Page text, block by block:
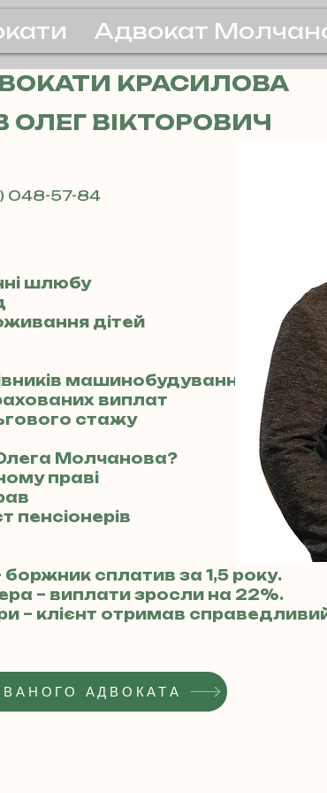
Адвокат
КРАСИЛОВА
ВІКТОРОВИЧ
048-57-84
шлюбу
дітей
машинобудування
виплат
стажу
Молчанова?
праві
пенсіонерів
боржник сплатив за 1,5 року.
– виплати зросли на 22%.
– клієнт отримав
АДВОКАТА